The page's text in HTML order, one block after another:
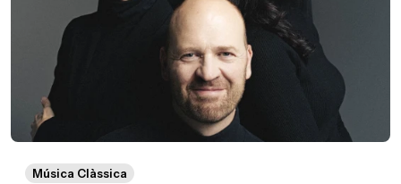
Música Clàssica